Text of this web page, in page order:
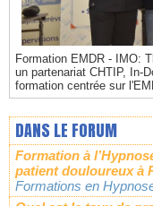
Formation EMDR - IMO:
un partenariat CHTIP, In-
formation centrée sur
DANS LE FORUM
Formation à
patient douloureux à
Formations en